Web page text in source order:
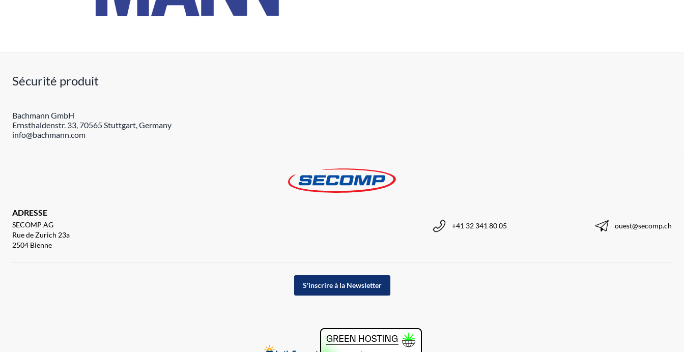
Sécurité produit
Bachmann GmbH
Ernsthaldenstr. 33, 70565 Stuttgart, Germany
info@bachmann.com
ADRESSE
SECOMP AG
Rue de Zurich 23a
2504 Bienne
+41 32 341 80 05 ouest@secomp.ch
S'inscrire à la Newsletter